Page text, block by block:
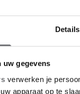
Details
uw gegevens
verwerken je
apparaat op te
keer per week